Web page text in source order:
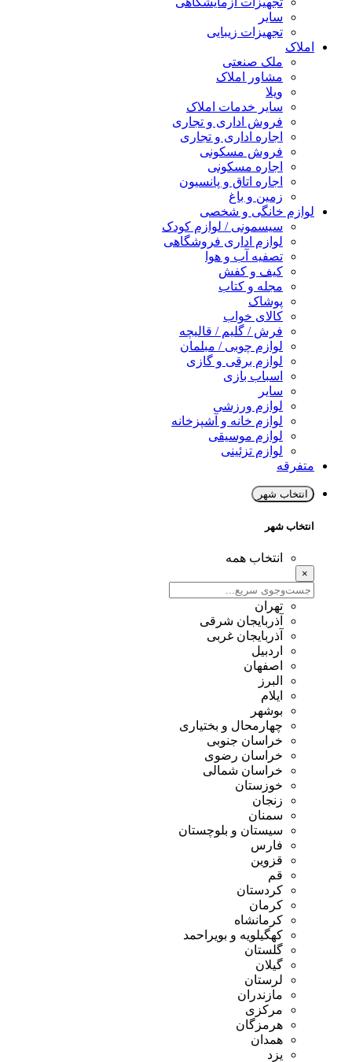
سایر
تجهیزات زیبایی
املاک
ملک صنعتی
مشاور املاک
ویلا
سایر خدمات املاک
فروش اداری و تجاری
اجاره اداری و تجاری
فروش مسکونی
اجاره مسکونی
اجاره اتاق و پانسیون
زمین و باغ
لوازم خانگی و شخصی
سیسمونی / لوازم کودک
لوازم اداری فروشگاهی
تصفیه آب و هوا
کیف و کفش
مجله و کتاب
پوشاک
کالای خواب
فرش / گلیم / قالیچه
لوازم چوبی / مبلمان
لوازم برقی و گازی
اسباب بازی
سایر
لوازم ورزشی
لوازم خانه و آشپزخانه
لوازم موسیقی
لوازم تزئینی
متفرقه
انتخاب شهر
انتخاب شهر
انتخاب همه
تهران
آذربایجان شرقی
آذربایجان غربی
اردبیل
اصفهان
البرز
ایلام
بوشهر
چهارمحال و بختیاری
خراسان جنوبی
خراسان رضوی
خراسان شمالی
خوزستان
زنجان
سمنان
سیستان و بلوچستان
فارس
قزوین
قم
کردستان
کرمان
کرمانشاه
کهگیلویه و بویراحمد
گلستان
گیلان
لرستان
مازندران
مرکزی
هرمزگان
همدان
یزد